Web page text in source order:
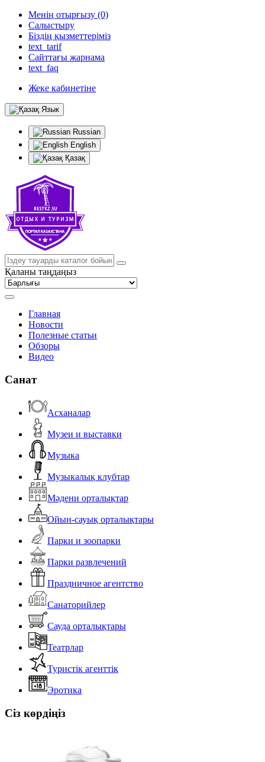
Менің отырғызу (0)
Салыстыру
Біздің қызметтеріміз
text_tarif
Сайттағы жарнама
text_faq
Жеке кабинетіне
Язык
Russian
English
Қазақ
Қаланы таңдаңыз
Главная
Новости
Полезные статьи
Обзоры
Видео
Санат
Асханалар
Музеи и выставки
Музыка
Музыкалық клубтар
Мәдени орталықтар
Ойын-сауық орталықтары
Парки и зоопарки
Парки развлечений
Праздничное агентство
Санаторийлер
Сауда орталықтары
Театрлар
Туристік агенттік
Эротика
Сіз көрдіңіз